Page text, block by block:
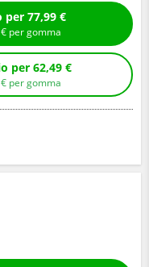
Compra con montaggio per 77,99 €
€ per gomma
Compra senza montaggio per 62,49 €
€ per gomma